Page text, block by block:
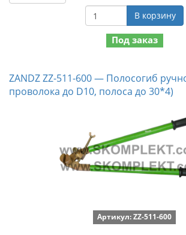
В корзину
Под заказ
ZANDZ ZZ-511-600 — Полосогиб
проволока до D10, полоса до 30*4)
Артикул: ZZ-511-600